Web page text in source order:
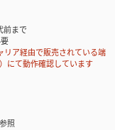
前まで
ア経由で販売されている端
にて動作確認しています
照